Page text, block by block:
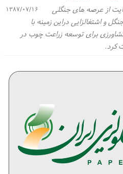
۱۳۸۷/۰۷/۱۶
از عرصه های جنگلی
و اشتغالزایی دراین زمینه با
برای توسعه زراعت چوب در
كرد.